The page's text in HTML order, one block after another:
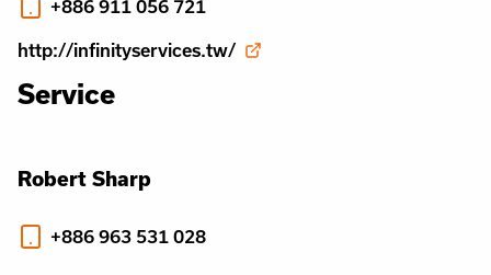
+886 911 056 721
http://infinityservices.tw/
Service
Robert Sharp
+886 963 531 028